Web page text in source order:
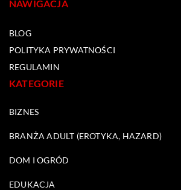
NAWIGACJA
BLOG
POLITYKA PRYWATNOŚCI
REGULAMIN
KATEGORIE
BIZNES
BRANŻA ADULT (EROTYKA, HAZARD)
DOM I OGRÓD
EDUKACJA